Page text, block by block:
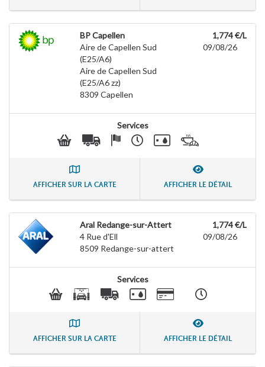
BP Capellen
Aire de Capellen Sud
(E25/A6)
Aire de Capellen Sud
(E25/A6 zz)
8309 Capellen
1,774 €/L
09/08/26
Services
AFFICHER SUR LA CARTE AFFICHER LE DÉTAIL
Aral Redange-sur-Attert
4 Rue d'Ell
8509 Redange-sur-attert
1,774 €/L
09/08/26
Services
AFFICHER SUR LA CARTE AFFICHER LE DÉTAIL